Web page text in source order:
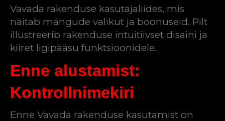
Vavada rakenduse kasutajaliides, mis
näitab mängude valikut ja boonuseid. Pilt
illustreerib rakenduse intuitiivset disaini ja
kiiret ligipääsu funktsioonidele.
Enne alustamist:
Kontrollnimekiri
Enne Vavada rakenduse kasutamist on